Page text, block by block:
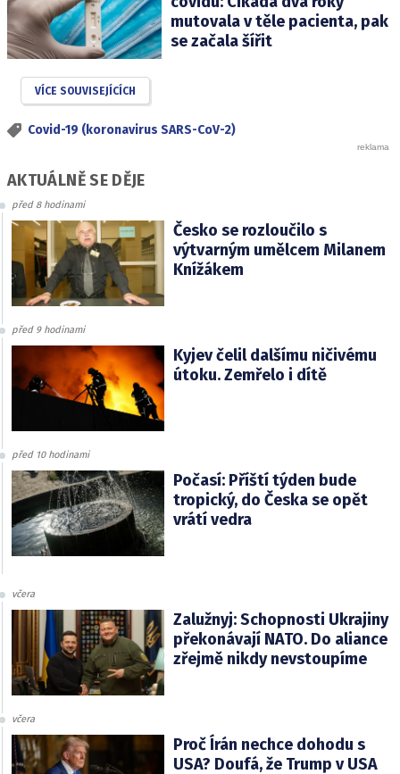
mutovala v těle pacienta, pak
se začala šířit
VÍCE SOUVISEJÍCÍCH
Covid-19 (koronavirus SARS-CoV-2)
AKTUÁLNĚ SE DĚJE
před 8 hodinami
Česko se rozloučilo s
výtvarným umělcem Milanem
Knížákem
před 9 hodinami
Kyjev čelil dalšímu ničivému
útoku. Zemřelo i dítě
před 10 hodinami
Počasí: Příští týden bude
tropický, do Česka se opět
vrátí vedra
včera
Zalužnyj: Schopnosti Ukrajiny
překonávají NATO. Do aliance
zřejmě nikdy nevstoupíme
včera
Proč Írán nechce dohodu s
USA? Doufá, že Trump v USA